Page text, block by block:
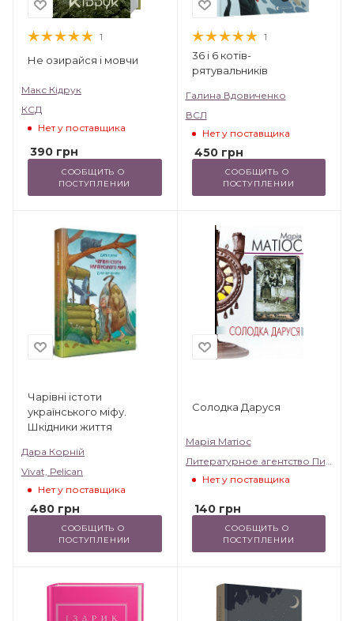
1
Не озирайся і мовчи
Макс Кідрук
КСД
Нет у поставщика
390 грн
СООБЩИТЬ О
ПОСТУПЛЕНИИ
1
36 і 6 котів-
рятувальників
Галина Вдовиченко
ВСЛ
Нет у поставщика
450грн
СООБЩИТЬ О
ПОСТУПЛЕНИИ
Чарівні істоти
українського міфу.
Шкідники життя
Дара Корній
Vivat, Pelican
Нет у поставщика
480 грн
СООБЩИТЬ О
ПОСТУПЛЕНИИ
Солодка Даруся
Марія Матіос
Литературное агентство Пирамида
Нет у поставщика
140грн
СООБЩИТЬ О
ПОСТУПЛЕНИИ